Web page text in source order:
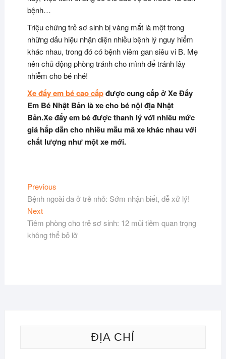
bệnh…
Triệu chứng trẻ sơ sinh bị vàng mắt là một trong
những dấu hiệu nhận diện nhiều bệnh lý nguy hiểm
khác nhau, trong đó có bệnh viêm gan siêu vi B. Mẹ
nên chủ động phòng tránh cho mình để tránh lây
nhiễm cho bé nhé!
Xe đẩy em bé cao cấpđược cung cấp ở Xe Đẩy
Em Bé Nhật Bản là xe cho bé nội địa Nhật
Bản.Xe đẩy em bé được thanh lý với nhiều mức
giá hấp dẫn cho nhiều mẫu mã xe khác nhau với
chất lượng như một xe mới.
Điều
hướng
bài
viết
PreviousPrevious
post:
Bệnh ngoài da ở trẻ nhỏ: Sớm nhận biết, dễ xử lý!
NextNext
post:
Tiêm phòng cho trẻ sơ sinh: 12 mũi tiêm quan trọng
không thể bỏ lỡ
ĐỊA CHỈ